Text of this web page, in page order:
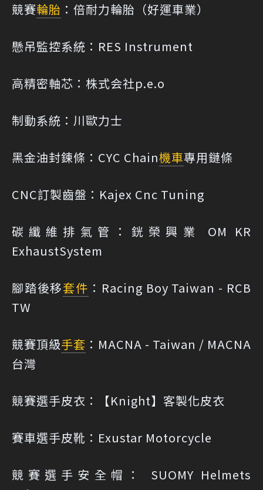
競賽輪胎 ：倍耐力輪胎（好運車業）
懸吊監控系統：RES Instrument
高精密軸芯：株式会社p.e.o
制動系統：川歐力士
黑金油封鍊條：CYC Chain機車專用鏈條
CNC訂製齒盤：Kajex Cnc Tuning
碳纖維排氣管：銧榮興業 OM KR
ExhaustSystem
腳踏後移套件 ：Racing Boy Taiwan - RCB
TW
競賽頂級手套 ：MACNA - Taiwan / MACNA
台灣
競賽選手皮衣：【Knight】客製化皮衣
賽車選手皮靴：Exustar Motorcycle
競賽選手安全帽： SUOMY Helmets